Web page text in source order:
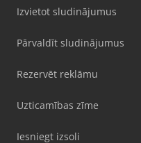
Izvietot sludinājumus
Pārvaldīt sludinājumus
Rezervēt reklāmu
Uzticamības zīme
Iesniegt izsoli